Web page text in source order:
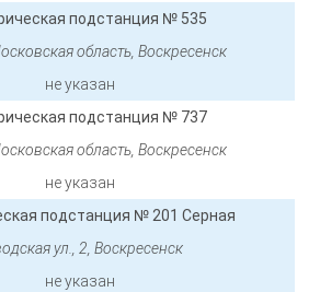
подстанция № 535
область, Воскресенск
не указан
подстанция № 737
область, Воскресенск
не указан
подстанция № 201 Серная
ул., 2, Воскресенск
не указан